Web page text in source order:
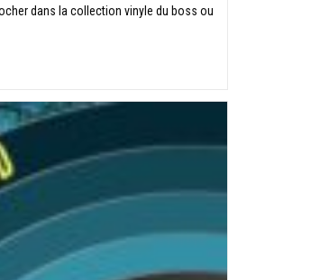
dans la collection vinyle du boss ou